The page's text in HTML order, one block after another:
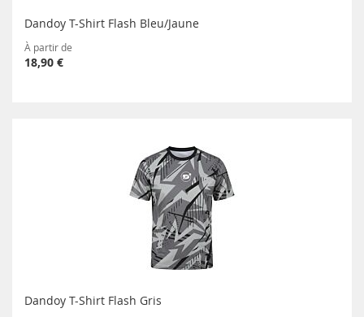
Dandoy T-Shirt Flash Bleu/Jaune
À partir de
18,90 €
Dandoy T-Shirt Flash Gris